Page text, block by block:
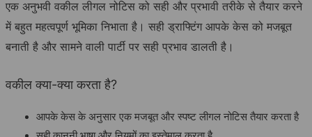
एक अनुभवी वकील लीगल नोटिस को सही और प्रभावी तरीके से तैयार करने
में बहुत महत्वपूर्ण भूमिका निभाता है। सही ड्राफ्टिंग आपके केस को मजबूत
बनाती है और सामने वाली पार्टी पर सही प्रभाव डालती है।
वकील क्या-क्या करता है?
आपके केस के अनुसार एक मजबूत और स्पष्ट लीगल नोटिस तैयार करता है